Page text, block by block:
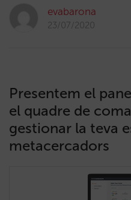
evabarona
23/07/2020
Presentem el
el quadre de
gestionar la teva
metacercadors